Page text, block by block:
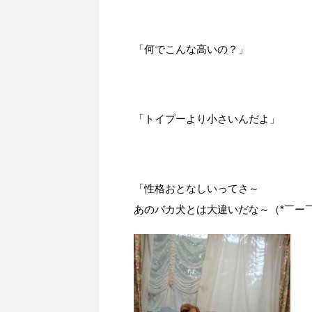
「何でこんな高いの？」
「トイプーより小さいんだよ」
「性格おとなしいってさ～
あのバカ犬とは大違いだな～（*￣ー